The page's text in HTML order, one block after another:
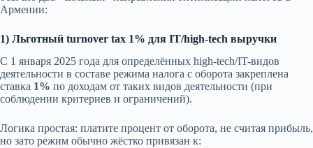
Армении:
1) Льготный turnover tax 1% для IT/high-tech выручки
С 1 января 2025 года для определённых high-tech/IT-видов
деятельности в составе режима налога с оборота закреплена
ставка 1% по доходам от таких видов деятельности (при
соблюдении критериев и ограничений).
Логика простая: платите процент от оборота, не считая прибыль,
но зато режим обычно жёстко привязан к: